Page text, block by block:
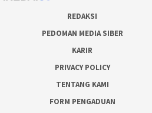
REDAKSI
PEDOMAN MEDIA SIBER
KARIR
PRIVACY POLICY
TENTANG KAMI
FORM PENGADUAN